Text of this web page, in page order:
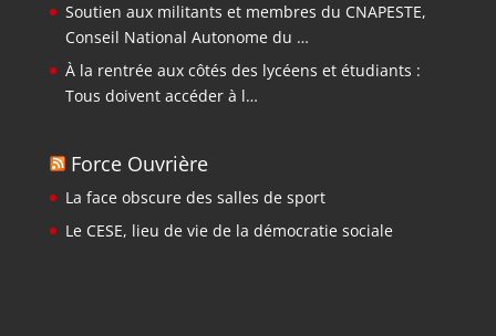
Soutien aux militants et membres du CNAPESTE,
Conseil National Autonome du …
À la rentrée aux côtés des lycéens et étudiants :
Tous doivent accéder à l…
Force Ouvrière
La face obscure des salles de sport
Le CESE, lieu de vie de la démocratie sociale